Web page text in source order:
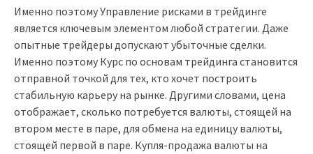
Именно поэтому Управление рисками в трейдинге
является ключевым элементом любой стратегии. Даже
опытные трейдеры допускают убыточные сделки.
Именно поэтому Курс по основам трейдинга становится
отправной точкой для тех, кто хочет построить
стабильную карьеру на рынке. Другими словами, цена
отображает, сколько потребуется валюты, стоящей на
втором месте в паре, для обмена на единицу валюты,
стоящей первой в паре. Купля-продажа валюты на